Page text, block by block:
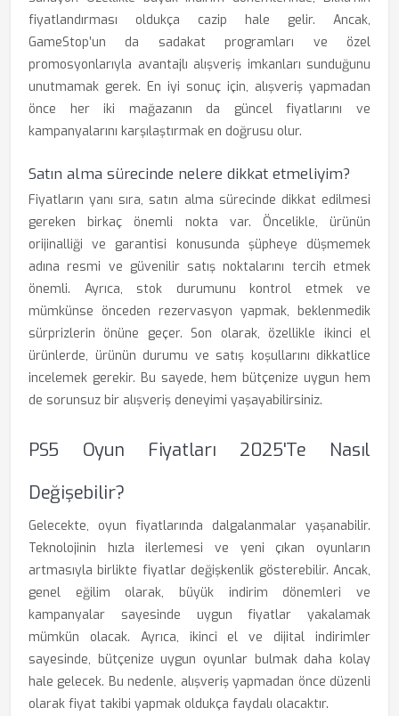
fiyatlandırması oldukça cazip hale gelir. Ancak,
GameStop’un da sadakat programları ve özel
promosyonlarıyla avantajlı alışveriş imkanları sunduğunu
unutmamak gerek. En iyi sonuç için, alışveriş yapmadan
önce her iki mağazanın da güncel fiyatlarını ve
kampanyalarını karşılaştırmak en doğrusu olur.
Satın alma sürecinde nelere dikkat etmeliyim?
Fiyatların yanı sıra, satın alma sürecinde dikkat edilmesi
gereken birkaç önemli nokta var. Öncelikle, ürünün
orijinalliği ve garantisi konusunda şüpheye düşmemek
adına resmi ve güvenilir satış noktalarını tercih etmek
önemli. Ayrıca, stok durumunu kontrol etmek ve
mümkünse önceden rezervasyon yapmak, beklenmedik
sürprizlerin önüne geçer. Son olarak, özellikle ikinci el
ürünlerde, ürünün durumu ve satış koşullarını dikkatlice
incelemek gerekir. Bu sayede, hem bütçenize uygun hem
de sorunsuz bir alışveriş deneyimi yaşayabilirsiniz.
PS5 Oyun Fiyatları 2025'te Nasıl
Değişebilir?
Gelecekte, oyun fiyatlarında dalgalanmalar yaşanabilir.
Teknolojinin hızla ilerlemesi ve yeni çıkan oyunların
artmasıyla birlikte fiyatlar değişkenlik gösterebilir. Ancak,
genel eğilim olarak, büyük indirim dönemleri ve
kampanyalar sayesinde uygun fiyatlar yakalamak
mümkün olacak. Ayrıca, ikinci el ve dijital indirimler
sayesinde, bütçenize uygun oyunlar bulmak daha kolay
hale gelecek. Bu nedenle, alışveriş yapmadan önce düzenli
olarak fiyat takibi yapmak oldukça faydalı olacaktır.